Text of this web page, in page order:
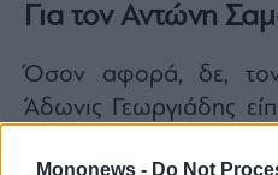
Mononews - Do Not
Για τον Αντώνη
Όσον αφορά, δε,
Άδωνις Γεωργιάδης
έχει ανεβάσει πίστα